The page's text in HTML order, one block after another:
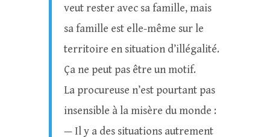
veut rester avec sa famille, mais
sa famille est elle-même sur le
territoire en situation d’illégalité.
Ça ne peut pas être un motif.
La procureuse n’est pourtant pas
insensible à la misère du monde :
— Il y a des situations autrement